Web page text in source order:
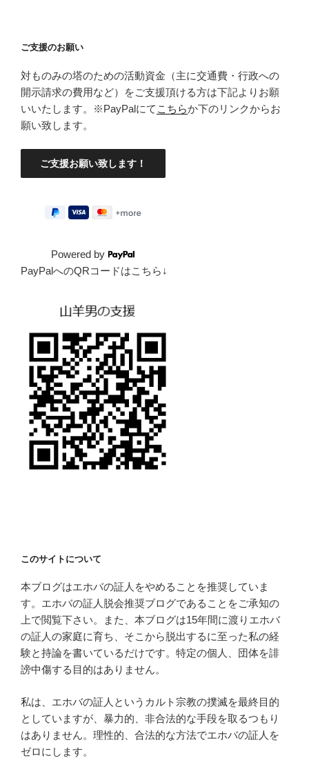
ご支援のお願い
対ものみの塔のための活動資金（主に交通費・行政への
開示請求の費用など）をご支援頂ける方は下記よりお願
いいたします。※PayPalにて こちらか下のリンクからお
願い致します。
Powered by
PayPalへのQRコードはこちら↓
このサイトについて
本ブログはエホバの証人をやめることを推奨していま
す。エホバの証人脱会推奨ブログであることをご承知の
上で閲覧下さい。また、本ブログは15年間に渡りエホバ
の証人の家庭に育ち、そこから脱出するに至った私の経
験と持論を書いているだけです。特定の個人、団体を誹
謗中傷する目的はありません。
私は、エホバの証人というカルト宗教の撲滅を最終目的
としていますが、暴力的、非合法的な手段を取るつもり
はありません。理性的、合法的な方法でエホバの証人を
ゼロにします。